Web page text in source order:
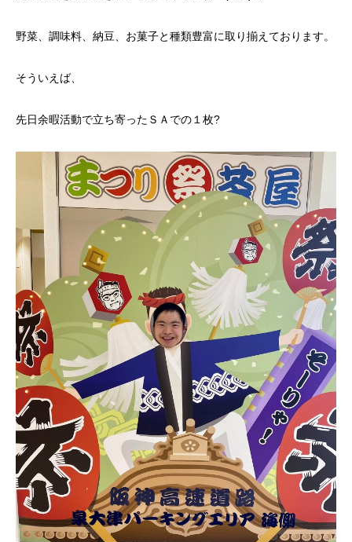
野菜、調味料、納豆、お菓子と種類豊富に取り揃えております。
そういえば、
先日余暇活動で立ち寄ったＳＡでの１枚?